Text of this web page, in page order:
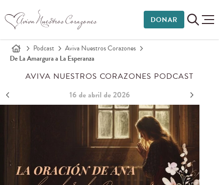
DONAR
Podcast
Aviva Nuestros Corazones
De La Amargura a La Esperanza
AVIVA NUESTROS CORAZONES PODCAST
16 de abril de 2026